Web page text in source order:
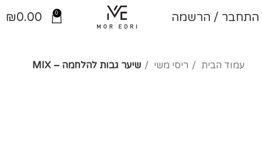
התחבר / הרשמה 0
₪0.00
עמוד הבית ריסי משי שיער גבות להלחמה – MIX